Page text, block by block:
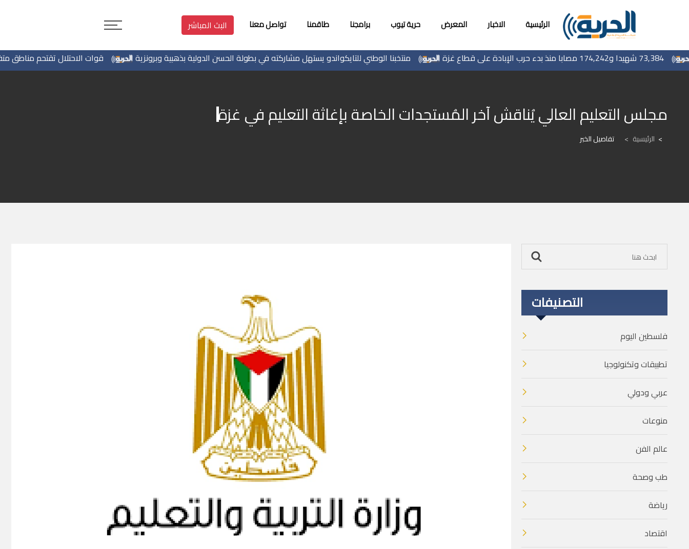
الرئيسية الاخبار المعرض حرية تيوب برامجنا طاقمنا تواصل معنا البث المباشر
قوات الاحتلال تقتحم مناطق متفرقة منتخبنا الوطني للتايكواندو يستهل مشاركته في بطولة الحسن الدولية بذهبية وبرونزية 73,384 شهيدا و174,242 مصابا منذ بدء حرب الإبادة على قطاع غزة
مجلس التعليم العالي يُناقش آخر المُستجدات الخاصة بإغاثة التعليم في غزة
الرئيسية > تفاصيل الخبر
التصنيفات
فلسطين اليوم
تطبيقات وتكنولوجيا
عربي ودولي
منوعات
عالم الفن
طب وصحة
رياضة
اقتصاد